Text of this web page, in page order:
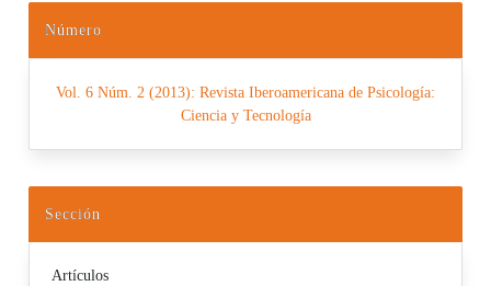
Número
Vol. 6 Núm. 2 (2013): Revista Iberoamericana de Psicología:
Ciencia y Tecnología
Sección
Artículos